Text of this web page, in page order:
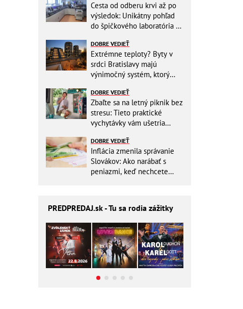
Cesta od odberu krvi až po
výsledok: Unikátny pohľad
do špičkového laboratória na
DOBRE VEDIEŤ
Extrémne teploty? Byty v
srdci Bratislavy majú
výnimočný systém, ktorý
DOBRE VEDIEŤ
Zbaľte sa na letný piknik bez
stresu: Tieto praktické
vychytávky vám ušetria
DOBRE VEDIEŤ
Inflácia zmenila správanie
Slovákov: Ako narábať s
peniazmi, keď nechcete
PREDPREDAJ.sk - Tu sa rodia zážitky